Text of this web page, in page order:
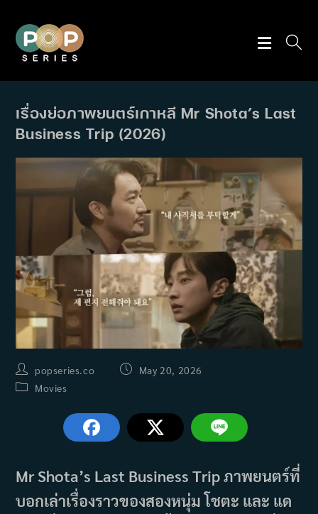
content
เรื่องย่อภาพยนตร์เกาหลี Mr Shota’s Last
Business Trip (2026)
Post
author:
popseries.co
PostMay 20, 2026
PostMovies
Mr Shota’s Last Business Trip ภาพยนตร์ที่
บอกเล่าเรื่องราวของสองหนุ่ม โชตะ และ แด